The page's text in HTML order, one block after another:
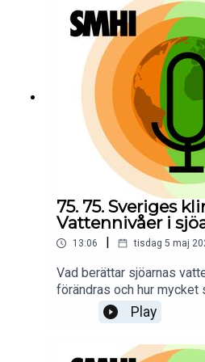
isläggning och islossning,
förändring märks mer
vardag.Programledare
klimathistoria är Priya
75. 75. Sveriges
Vattennivåer i
13:06 tisdag 5 maj
Vad berättar sjöarnas
förändras och hur mycket
själva?Vattennivåer i
mellan nederbörd,
mänsklig reglering, och
hundra år. Hydrologen
Play